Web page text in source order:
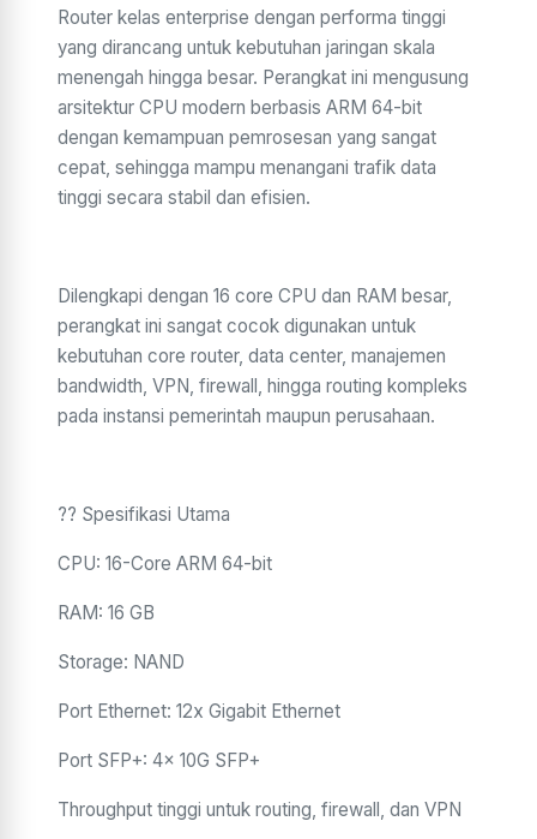
Router kelas enterprise dengan performa tinggi
yang dirancang untuk kebutuhan jaringan skala
menengah hingga besar. Perangkat ini mengusung
arsitektur CPU modern berbasis ARM 64-bit
dengan kemampuan pemrosesan yang sangat
cepat, sehingga mampu menangani trafik data
tinggi secara stabil dan efisien.
Dilengkapi dengan 16 core CPU dan RAM besar,
perangkat ini sangat cocok digunakan untuk
kebutuhan core router, data center, manajemen
bandwidth, VPN, firewall, hingga routing kompleks
pada instansi pemerintah maupun perusahaan.
?? Spesifikasi Utama
CPU: 16-Core ARM 64-bit
RAM: 16 GB
Storage: NAND
Port Ethernet: 12x Gigabit Ethernet
Port SFP+: 4x 10G SFP+
Throughput tinggi untuk routing, firewall, dan VPN